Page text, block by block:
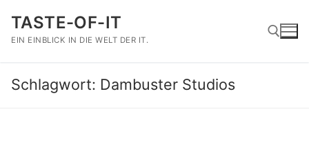
Inhalt
springen
TASTE-OF-IT
EIN EINBLICK IN DIE WELT DER IT.
Suchen nach:
Schlagwort: Dambuster Studios